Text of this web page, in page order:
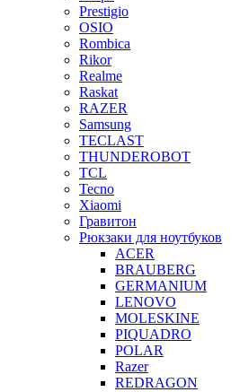
Prestigio
OSIO
Rombica
Rikor
Realme
Raskat
RAZER
Samsung
TECLAST
THUNDEROBOT
TCL
Tecno
Xiaomi
Гравитон
Рюкзаки для ноутбуков
ACER
BRAUBERG
GERMANIUM
LENOVO
MOLESKINE
PIQUADRO
POLAR
Razer
REDRAGON